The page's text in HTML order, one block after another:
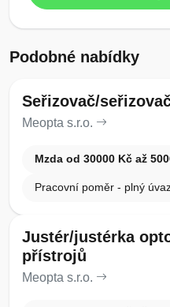
Podobné nabídky
Seřizovač/
Meopta s.r.o.
Mzda od 30000 Kč až
Pracovní poměr - plný
Justér/justérka
přístrojů
Meopta s.r.o.